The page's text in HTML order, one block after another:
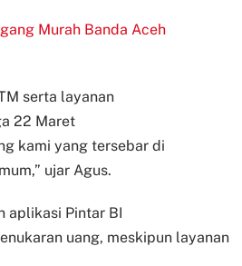
Murah Banda Aceh
serta layanan
22 Maret
kami yang tersebar di
ujar Agus.
aplikasi Pintar BI
uang, meskipun layanan